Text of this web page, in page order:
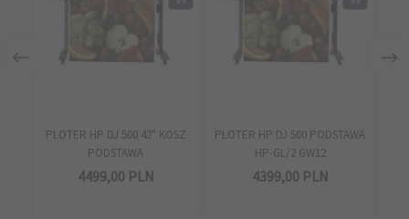
PLOTER HP DJ 500 42" KOSZ
PODSTAWA
4499,00 PLN
PLOTER HP DJ 500 PODSTAWA
HP-GL/2 GW12
4399,00 PLN